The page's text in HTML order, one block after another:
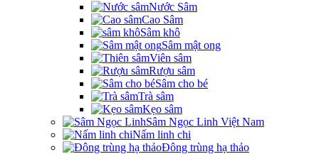
Nước Sâm
Cao Sâm
Sâm khô
Sâm mật ong
Viên sâm
Rượu sâm
Sâm cho bé
Trà sâm
Kẹo sâm
Sâm Ngọc Linh Việt Nam
Nấm linh chi
Đông trùng hạ thảo